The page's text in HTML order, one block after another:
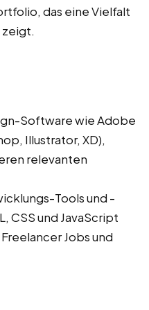
das eine Vielfalt
zeigt.
Software wie Adobe
Illustrator, XD),
relevanten
Tools und -
CSS und JavaScript
Jobs und